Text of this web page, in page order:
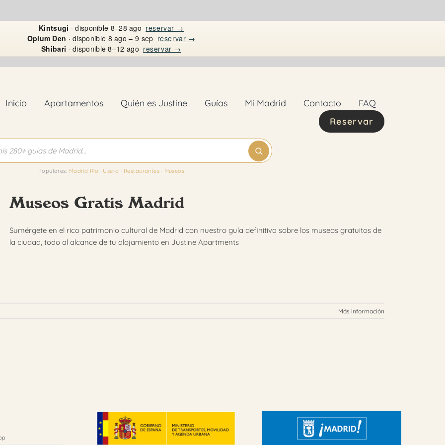
Kintsugi · disponible 8–28 ago reservar →
Opium Den · disponible 8 ago – 9 sep reservar →
Shibari · disponible 8–12 ago reservar →
Inicio Apartamentos Quién es Justine Guías Mi Madrid Contacto
FAQ
Reservar
Populares: Madrid Rio · Usera · Restaurantes · Museos
Museos Gratis Madrid
Sumérgete en el rico patrimonio cultural de Madrid con nuestro guía definitiva sobre los museos gratuitos de
la ciudad, todo al alcance de tu alojamiento en Justine Apartments
Más información